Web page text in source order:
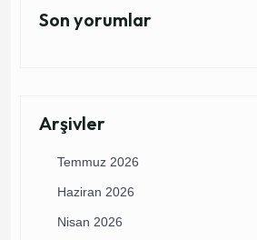
Son yorumlar
Arşivler
Temmuz 2026
Haziran 2026
Nisan 2026